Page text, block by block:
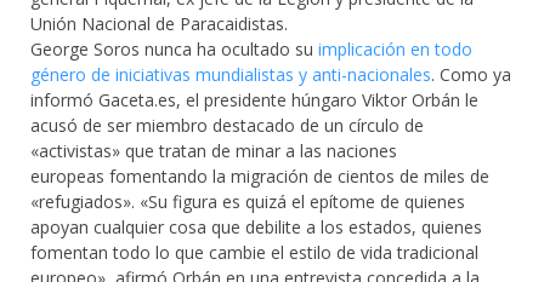
Unión Nacional de Paracaidistas.
George Soros nunca ha ocultado su implicación en todo
género de iniciativas mundialistas y anti-nacionales. Como ya
informó Gaceta.es, el presidente húngaro Viktor Orbán le
acusó de ser miembro destacado de un círculo de
«activistas» que tratan de minar a las naciones
europeas fomentando la migración de cientos de miles de
«refugiados». «Su figura es quizá el epítome de quienes
apoyan cualquier cosa que debilite a los estados, quienes
fomentan todo lo que cambie el estilo de vida tradicional